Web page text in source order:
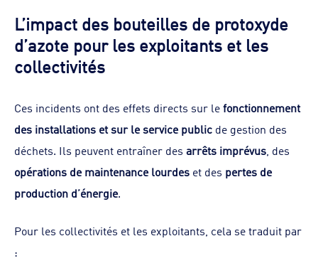
L’impact des bouteilles de protoxyde
d’azote pour les exploitants et les
collectivités
Ces incidents ont des effets directs sur lefonctionnement
des installations et sur le service public de gestion des
déchets. Ils peuvent entraîner des arrêts imprévus, des
opérations de maintenance lourdes et des pertes de
production d’énergie.
Pour les collectivités et les exploitants, cela se traduit par
: